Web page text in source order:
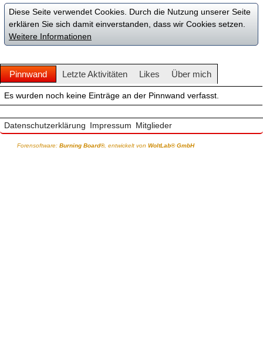
Diese Seite verwendet Cookies. Durch die Nutzung unserer Seite
erklären Sie sich damit einverstanden, dass wir Cookies setzen.
Weitere Informationen
Pinnwand Letzte Aktivitäten Likes Über mich
Es wurden noch keine Einträge an der Pinnwand verfasst.
Datenschutzerklärung Impressum Mitglieder
Forensoftware: Burning Board®, entwickelt von WoltLab® GmbH